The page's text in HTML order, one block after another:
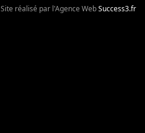
Site réalisé par l'Agence WebSuccess3.fr